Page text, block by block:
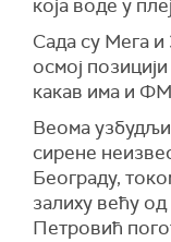
која воде у
Сада су Мега и
осмој
какав има и
Веома
сирене
Београду,
залиху већу
Петровић